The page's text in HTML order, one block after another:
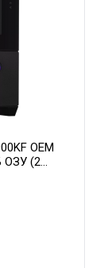
OEM
ОЗУ (2
GDDR7